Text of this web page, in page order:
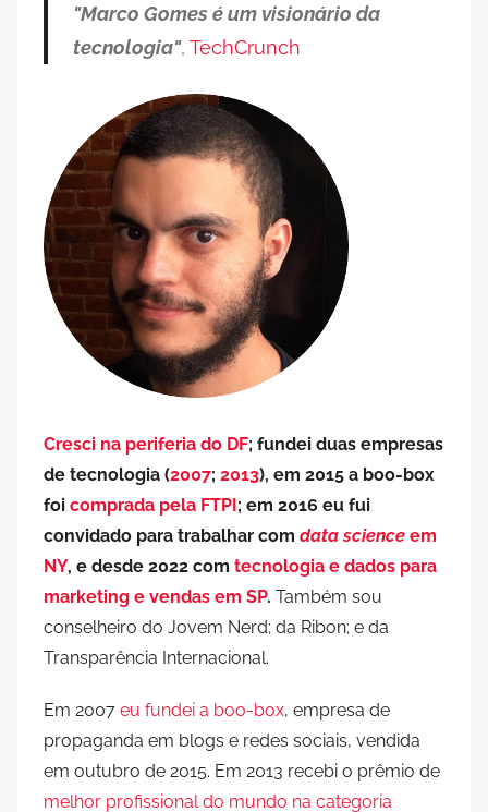
"Marco Gomes é um visionário da
tecnologia", TechCrunch
Cresci na periferia do DF; fundei duas empresas
de tecnologia (2007; 2013), em 2015 a boo-box
foi comprada pela FTPI; em 2016 eu fui
convidado para trabalhar com data science em
NY, e desde 2022 com tecnologia e dados para
marketing e vendas em SP. Também sou
conselheiro do Jovem Nerd; da Ribon; e da
Transparência Internacional.
Em 2007 eu fundei a boo-box, empresa de
propaganda em blogs e redes sociais, vendida
em outubro de 2015. Em 2013 recebi o prêmio de
melhor profissional do mundo na categoria